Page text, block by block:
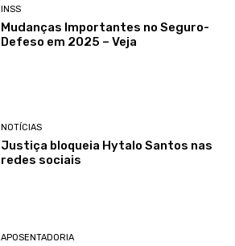
INSS
Mudanças Importantes no Seguro-
Defeso em 2025 – Veja
NOTÍCIAS
Justiça bloqueia Hytalo Santos nas
redes sociais
APOSENTADORIA